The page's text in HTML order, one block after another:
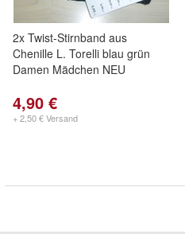
2x Twist-Stirnband aus
Chenille L. Torelli blau grün
Damen Mädchen NEU
4,90 €
+ 2,50 € Versand